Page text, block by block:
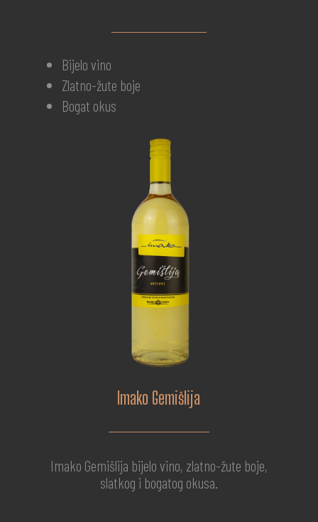
Bijelo vino
Zlatno-žute boje
Bogat okus
Imako Gemišlija
Imako Gemišlija bijelo vino, zlatno-žute boje,
slatkog i bogatog okusa.